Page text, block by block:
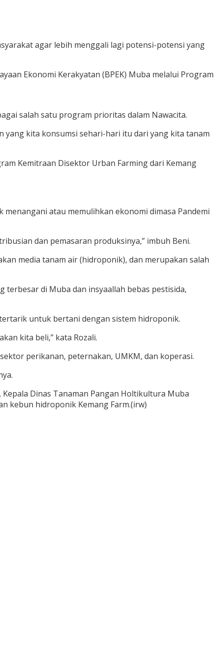
agar lebih menggali lagi potensi-potensi yang
Ekonomi Kerakyatan (BPEK) Muba melalui Program
salah satu program prioritas dalam Nawacita.
yang kita konsumsi sehari-hari itu dari yang kita tanam
Kemitraan Disektor Urban Farming dari Kemang
atau memulihkan ekonomi dimasa Pandemi
dan pemasaran produksinya,” imbuh Beni.
media tanam air (hidroponik), dan merupakan salah
di Muba dan insyaallah bebas pestisida,
untuk bertani dengan sistem hidroponik.
kita beli,” kata Rozali.
perikanan, peternakan, UMKM, dan koperasi.
Dinas Tanaman Pangan Holtikultura Muba
kebun hidroponik Kemang Farm.(irw)